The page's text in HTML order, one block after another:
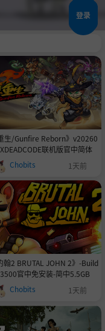
登录
生/Gunfire Reborn》v20260
联机版官中简体
Chobits
1天前
翰2 BRUTAL JOHN 2》-Build
官中免安装-简中5.5GB
Chobits
1天前